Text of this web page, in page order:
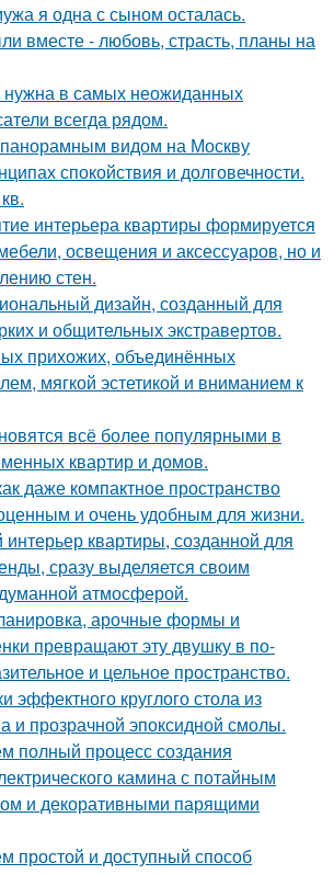
я одна с сыном осталась.
вместе - любовь, страсть, планы на
в самых неожиданных
всегда рядом.
панорамным видом на Москву
спокойствия и долговечности.
интерьера квартиры формируется
освещения и аксессуаров, но и
стен.
дизайн, созданный для
и общительных экстравертов.
прихожих, объединённых
мягкой эстетикой и вниманием к
всё более популярными в
квартир и домов.
даже компактное пространство
и очень удобным для жизни.
квартиры, созданной для
сразу выделяется своим
атмосферой.
арочные формы и
превращают эту двушку в по-
и цельное пространство.
эффектного круглого стола из
и прозрачной эпоксидной смолы.
полный процесс создания
камина с потайным
и декоративными парящими
простой и доступный способ